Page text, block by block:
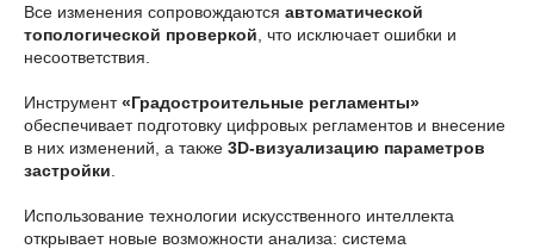
Все изменения сопровождаются автоматической
топологической проверкой , что исключает ошибки и
несоответствия.
Инструмент«Градостроительные регламенты»
обеспечивает подготовку цифровых регламентов и внесение
в них изменений, а также 3D-визуализацию параметров
застройки
Использование технологии искусственного интеллекта
открывает новые возможности анализа: система